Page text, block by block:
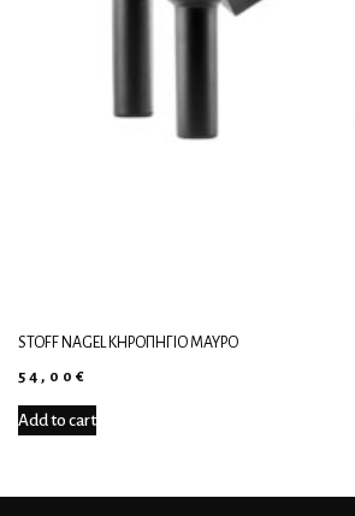
STOFF NAGEL ΚΗΡΟΠΉΓΙΟ ΜΑΎΡΟ
54,00 €
Add to cart